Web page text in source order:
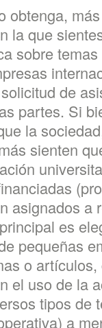
obtenga,
la que
sobre
de
partes. Si
la
sienten
asignados a
es
pequeñas
o
el uso de la
tipos de
a